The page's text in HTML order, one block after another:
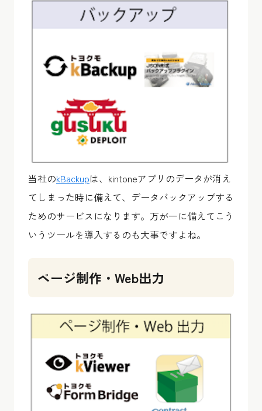
当社のkBackupは、kintoneアプリのデータが消え
てしまった時に備えて、データバックアップする
ためのサービスになります。万が一に備えてこう
いうツールを導入するのも大事ですよね。
ページ制作・Web出力